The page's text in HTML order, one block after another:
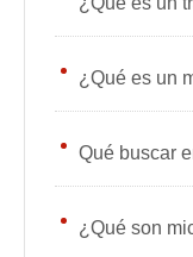
¿Qué es un
Qué buscar
¿Qué son